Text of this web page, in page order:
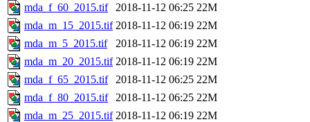
mda_f_60_2015.tif
2018-11-12 06:25 22M
mda_m_15_2015.tif 2018-11-12 06:19 22M
mda_m_5_2015.tif
2018-11-12 06:19 22M
mda_m_20_2015.tif 2018-11-12 06:19 22M
mda_f_65_2015.tif
2018-11-12 06:25 22M
mda_f_80_2015.tif
2018-11-12 06:25 22M
mda_m_25_2015.tif 2018-11-12 06:19 22M